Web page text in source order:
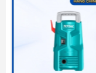
49.500₫